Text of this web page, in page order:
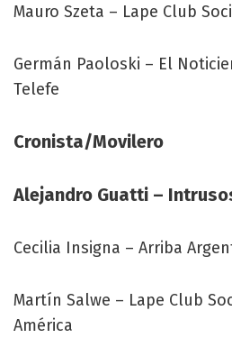
Mauro Szeta – Lape Club
Germán Paoloski – El
Telefe
Cronista/Movilero
Alejandro Guatti –
Cecilia Insigna – Arriba
Martín Salwe – Lape Club
América